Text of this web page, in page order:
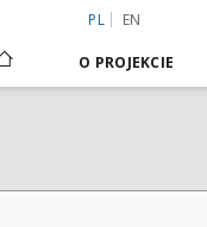
PL EN
O PROJEKCIE